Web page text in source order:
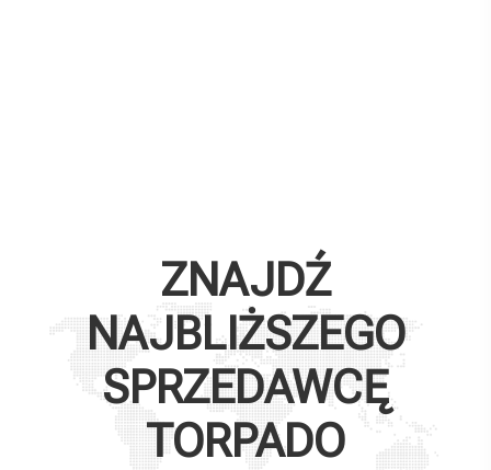
ZNAJDŹ
NAJBLIŻSZEGO
SPRZEDAWCĘ
TORPADO